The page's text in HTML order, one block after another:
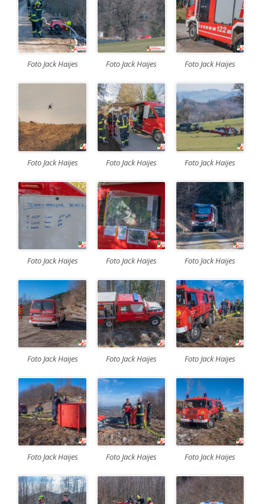
Foto Jack Haijes Foto Jack Haijes Foto Jack Haijes
Foto Jack Haijes Foto Jack Haijes Foto Jack Haijes
Foto Jack Haijes Foto Jack Haijes Foto Jack Haijes
Foto Jack Haijes Foto Jack Haijes Foto Jack Haijes
Foto Jack Haijes Foto Jack Haijes Foto Jack Haijes